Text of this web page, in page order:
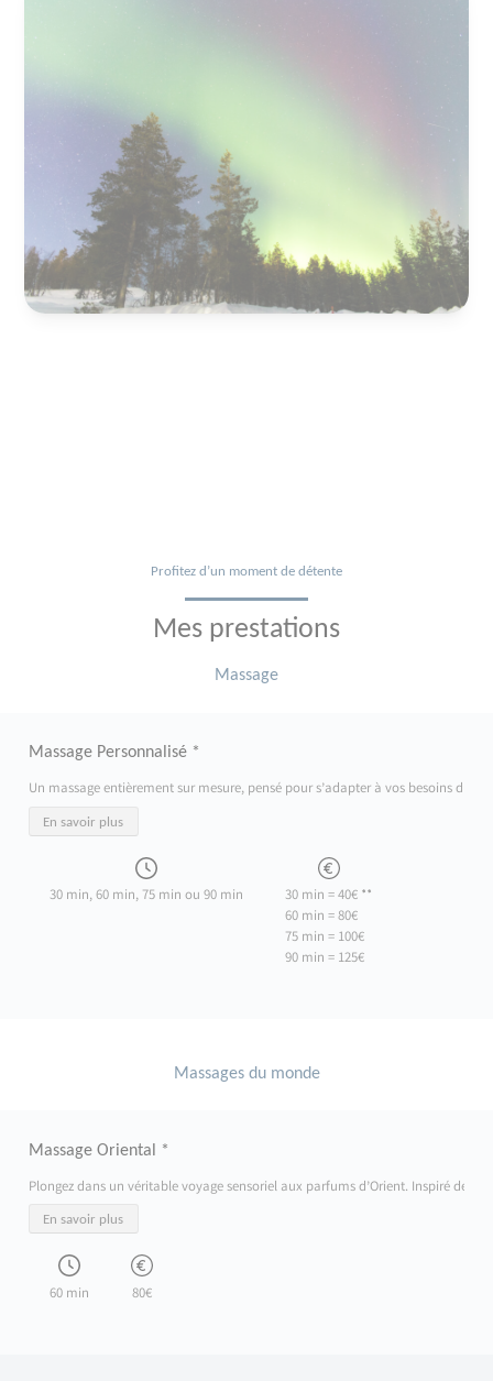
Profitez d’un moment de détente
Mes prestations
Massage
Massage Personnalisé *
Un massage entièrement sur mesure, pensé pour s’adapter à vos besoins du
En savoir plus
30 min, 60 min, 75 min ou 90 min
30 min = 40€ **
60 min = 80€
75 min = 100€
90 min = 125€
Massages du monde
Massage Oriental *
Plongez dans un véritable voyage sensoriel aux parfums d’Orient. Inspiré des
En savoir plus
60 min 80€